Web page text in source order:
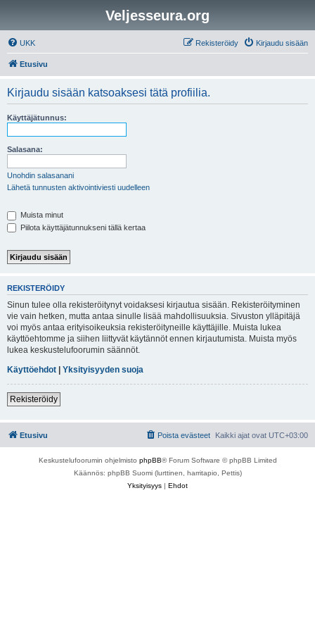
Veljesseura.org
UKK Kirjaudu sisään
Rekisteröidy
Etusivu
Kirjaudu sisään katsoaksesi tätä profiilia.
Käyttäjätunnus:
Salasana:
Unohdin salasanani
Lähetä tunnusten aktivointiviesti uudelleen
Muista minut
Piilota käyttäjätunnukseni tällä kertaa
REKISTERÖIDY
Sinun tulee olla rekisteröitynyt voidaksesi kirjautua sisään. Rekisteröityminen
vie vain hetken, mutta antaa sinulle lisää mahdollisuuksia. Sivuston ylläpitäjä
voi myös antaa erityisoikeuksia rekisteröityneille käyttäjille. Muista lukea
käyttöehtomme ja siihen liittyvät käytännöt ennen kirjautumista. Muista myös
lukea keskustelufoorumin säännöt.
Käyttöehdot | Yksityisyyden suoja
Rekisteröidy
Etusivu Kaikki ajat ovat UTC+03:00
Poista evästeet
Keskustelufoorumin ohjelmisto phpBB® Forum Software © phpBB Limited
Käännös: phpBB Suomi (lurttinen, harritapio, Pettis)
Yksityisyys | Ehdot